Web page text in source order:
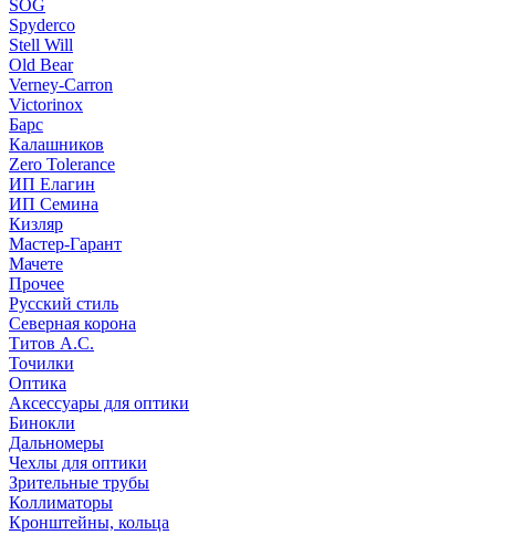
SOG
Spyderco
Stell Will
Old Bear
Verney-Carron
Victorinox
Барс
Калашников
Zero Tolerance
ИП Елагин
ИП Семина
Кизляр
Мастер-Гарант
Мачете
Прочее
Русский стиль
Северная корона
Титов А.С.
Точилки
Оптика
Аксессуары для оптики
Бинокли
Дальномеры
Чехлы для оптики
Зрительные трубы
Коллиматоры
Кронштейны, кольца